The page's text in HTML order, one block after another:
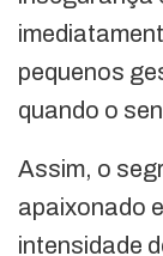
pequenos
quando o
Assim, o
apaixonado
intensidade